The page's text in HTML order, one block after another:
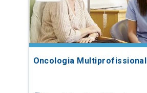
Oncologia Multiprofissional